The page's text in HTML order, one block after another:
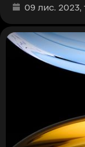
Дата та час
09 лис. 2023,